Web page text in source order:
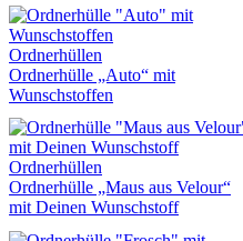
Ordnerhüllen
Ordnerhülle „Auto“ mit
Wunschstoffen
Ordnerhüllen
Ordnerhülle „Maus aus Velour“
mit Deinen Wunschstoff